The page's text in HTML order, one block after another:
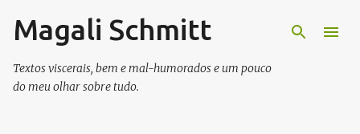
Pular para o conteúdo principal
Magali Schmitt
Textos viscerais, bem e mal-humorados e um pouco
do meu olhar sobre tudo.